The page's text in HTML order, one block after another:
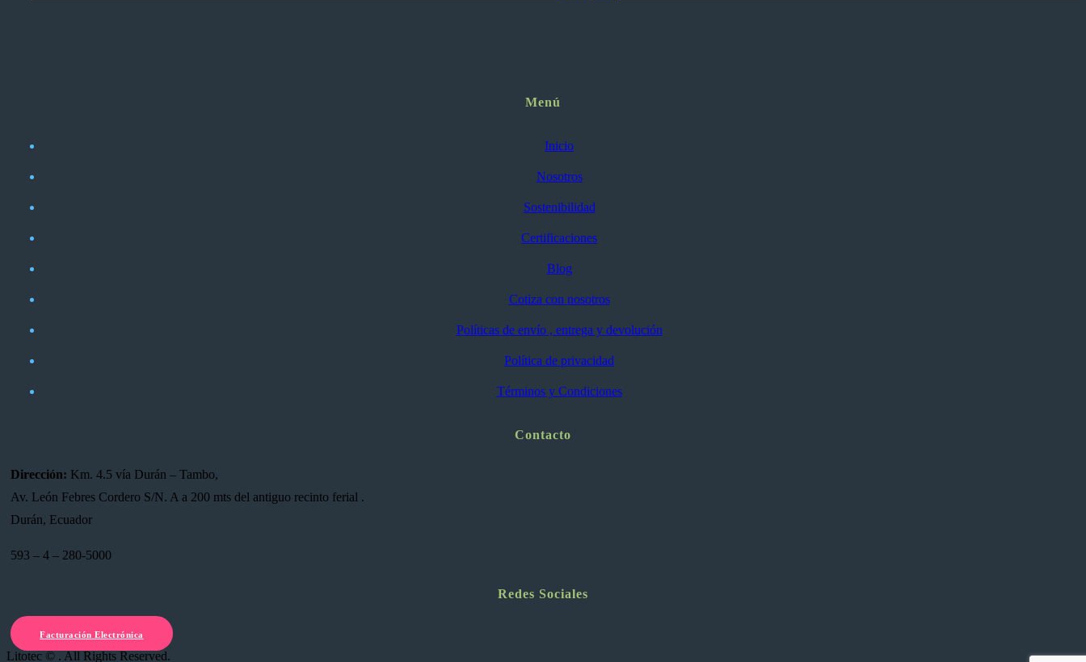
Menú
Inicio
Nosotros
Sostenibilidad
Certificaciones
Blog
Cotiza con nosotros
Políticas de envío , entrega y devolución
Política de privacidad
Términos y Condiciones
Contacto
Dirección: Km. 4.5 vía Durán – Tambo,
Av. León Febres Cordero S/N. A a 200 mts del antiguo recinto ferial .
Durán, Ecuador
593 – 4 – 280-5000
Redes Sociales
Facturación Electrónica
Litotec © . All Rights Reserved.